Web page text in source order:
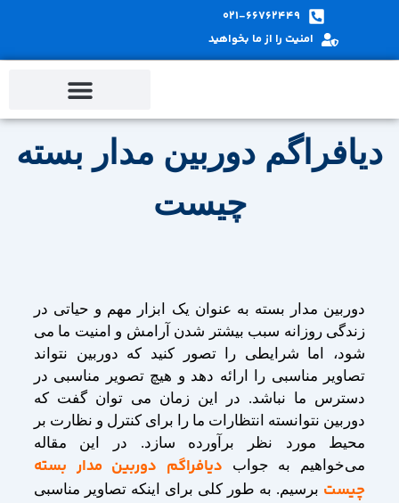
021-66762449
امنیت را از ما بخواهید
دیافراگم دوربین مدار بسته
چیست
دوربین مدار بسته به عنوان یک ابزار مهم و حیاتی در
زندگی روزانه سبب بیشتر شدن آرامش و امنیت ما می
شود، اما شرایطی را تصور کنید که دوربین نتواند
تصاویر مناسبی را ارائه دهد و هیچ تصویر مناسبی در
دسترس ما نباشد. در این زمان می توان گفت که
دوربین نتوانسته انتظارات ما را برای کنترل و نظارت بر
محیط مورد نظر برآورده سازد. در این مقاله
می‌خواهیم به جواب دیافراگم دوربین مدار بسته
چیست برسیم. به طور کلی برای اینکه تصاویر مناسبی